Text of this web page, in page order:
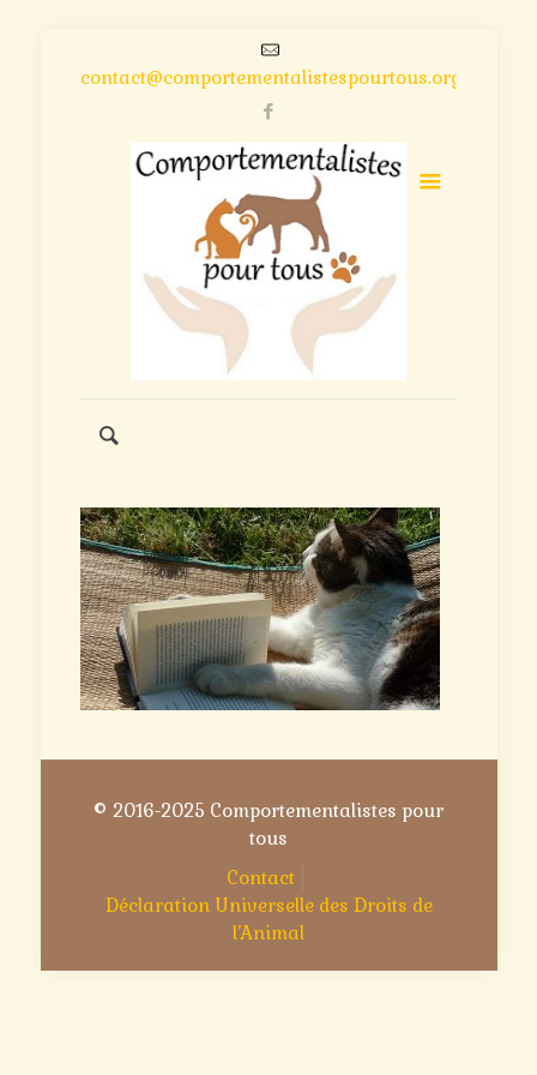
contact@comportementalistespourtous.org
© 2016-2025 Comportementalistes pour
tous
Contact
Déclaration Universelle des Droits de
l’Animal